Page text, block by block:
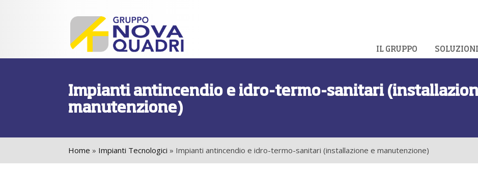
IL GRUPPO SOLUZIONI
Impianti antincendio e idro-termo-sanitari
manutenzione)
Home » Impianti Tecnologici » Impianti antincendio e idro-termo-sanitari (installazione e manutenzione)